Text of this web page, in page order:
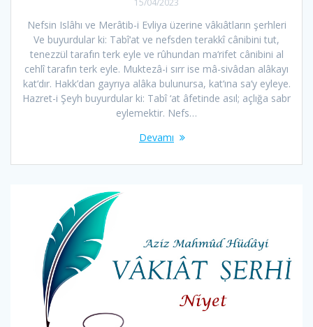
15/04/2023
Nefsin Islâhı ve Merâtib-i Evliya üzerine vâkıâtların şerhleri
Ve buyurdular ki: Tabî‘at ve nefsden terakkî cânibini tut,
tenezzül tarafın terk eyle ve rûhundan ma‘rifet cânibini al
cehlî tarafın terk eyle. Muktezâ-i sırr ise mâ-sivâdan alâkayı
kat‘dır. Hakk’dan gayrıya alâka bulunursa, kat‘ına sa‘y eyleye.
Hazret-i Şeyh buyurdular ki: Tabî ‘at âfetinde asıl; açlığa sabr
eylemektir. Nefs…
Devamı